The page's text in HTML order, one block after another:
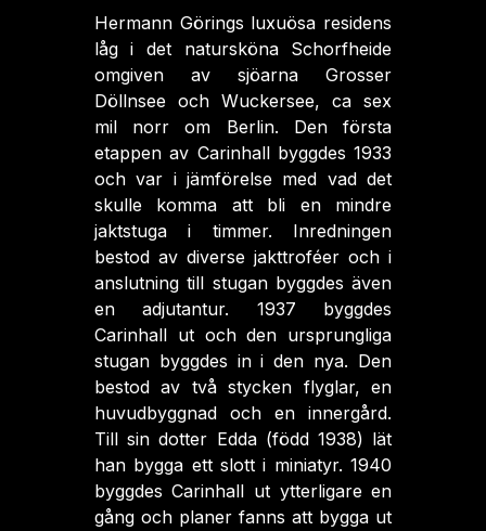
Hermann Görings luxuösa residens
låg i det natursköna Schorfheide
omgiven av sjöarna Grosser
Döllnsee och Wuckersee, ca sex
mil norr om Berlin. Den första
etappen av Carinhall byggdes 1933
och var i jämförelse med vad det
skulle komma att bli en mindre
jaktstuga i timmer. Inredningen
bestod av diverse jakttroféer och i
anslutning till stugan byggdes även
en adjutantur. 1937 byggdes
Carinhall ut och den ursprungliga
stugan byggdes in i den nya. Den
bestod av två stycken flyglar, en
huvudbyggnad och en innergård.
Till sin dotter Edda (född 1938) lät
han bygga ett slott i miniatyr. 1940
byggdes Carinhall ut ytterligare en
gång och planer fanns att bygga ut